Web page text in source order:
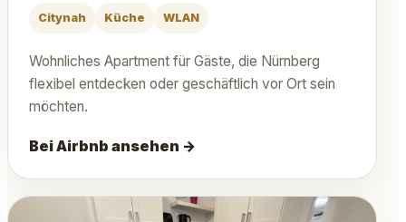
Citynah Küche WLAN
Wohnliches Apartment für Gäste, die Nürnberg
flexibel entdecken oder geschäftlich vor Ort sein
möchten.
Bei Airbnb ansehen →